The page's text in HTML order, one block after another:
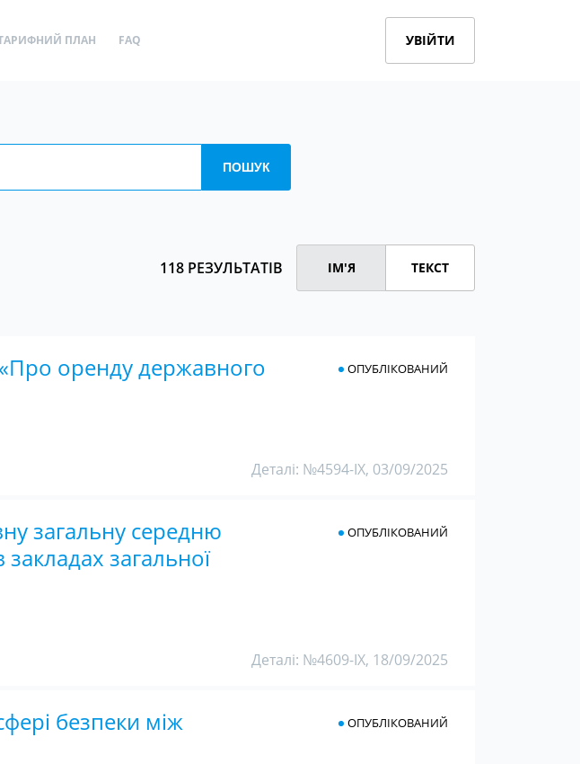
ПЛАН FAQ УВІЙТИ
118 РЕЗУЛЬТАТІВ ІМ'Я ТЕКСТ
«Про оренду державного
ОПУБЛІКОВАНИЙ
Деталі: №4594-IX, 03/09/2025
загальну середню
загальної
ОПУБЛІКОВАНИЙ
Деталі: №4609-IX, 18/09/2025
безпеки між
ОПУБЛІКОВАНИЙ